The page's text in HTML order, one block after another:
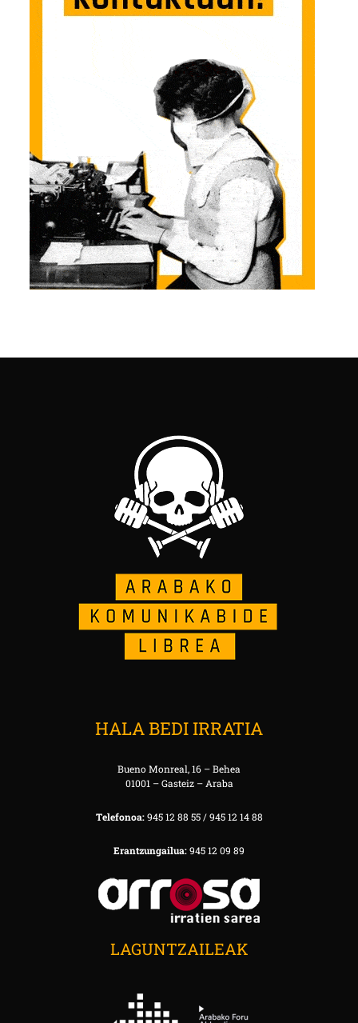
HALA BEDI IRRATIA
Bueno Monreal, 16 – Behea
01001 – Gasteiz – Araba
Telefonoa:945 12 88 55 / 945 12 14 88
Erantzungailua:945 12 09 89
LAGUNTZAILEAK